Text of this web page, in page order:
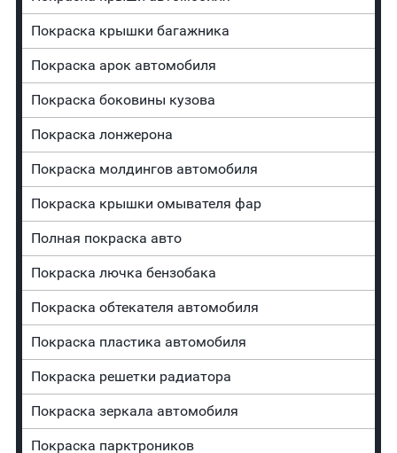
Покраска крышки багажника
Покраска арок автомобиля
Покраска боковины кузова
Покраска лонжерона
Покраска молдингов автомобиля
Покраска крышки омывателя фар
Полная покраска авто
Покраска лючка бензобака
Покраска обтекателя автомобиля
Покраска пластика автомобиля
Покраска решетки радиатора
Покраска зеркала автомобиля
Покраска парктроников